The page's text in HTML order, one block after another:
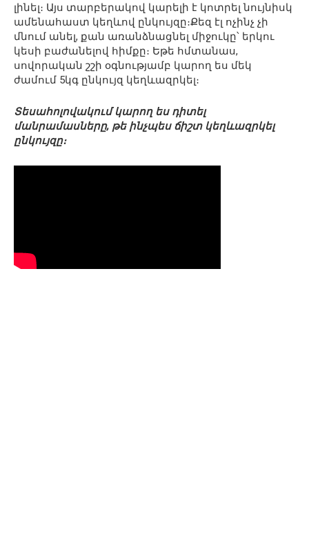
լինել։ Այս տարբերակով կարելի է կոտրել նույնիսկ
ամենահաստ կեղևով ընկույզը։Քեզ էլ ոչինչ չի
մնում անել, քան առանձնացնել միջուկը՝ երկու
կեսի բաժանելով հիմքը։ Եթե հմտանաս,
սովորական շշի օգնությամբ կարող ես մեկ
ժամում 5կգ ընկույզ կեղևազրկել։
Տեսահոլովակում կարող ես դիտել
մանրամասները, թե ինչպես ճիշտ կեղևազրկել
ընկույզը։